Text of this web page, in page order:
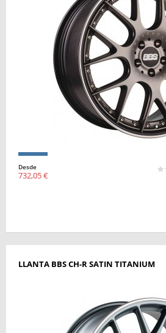
Desde
732,05 €
LLANTA BBS CH-R SATIN TITANIUM